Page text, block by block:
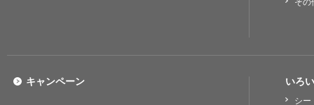
いろ
シー
キャンペーン